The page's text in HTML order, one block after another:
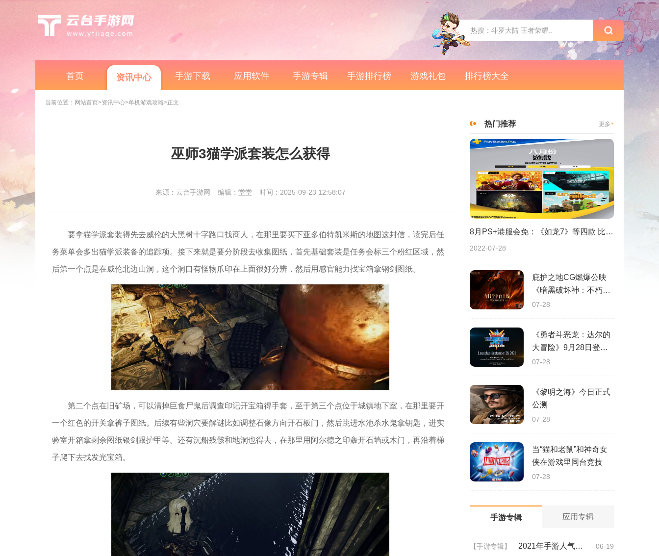
首页 资讯中心 手游下载 应用软件 手游专辑 手游排行榜 游戏礼包 排行榜大全
当前位置： 网站首页>资讯中心>单机游戏攻略>正文
巫师3猫学派套装怎么获得
来源：云台手游网 编辑：堂堂 时间：2025-09-23 12:58:07
要拿猫学派套装得先去威伦的大黑树十字路口找商人，在那里要买下亚多伯特凯米斯的地图这封信，读完后任
务菜单会多出猫学派装备的追踪项。接下来就是要分阶段去收集图纸，首先基础套装是任务会标三个粉红区域，然
后第一个点是在威伦北边山洞，这个洞口有怪物爪印在上面很好分辨，然后用感官能力找宝箱拿钢剑图纸。
第二个点在旧矿场，可以清掉巨食尸鬼后调查印记开宝箱得手套，至于第三个点位于城镇地下室，在那里要开
一个红色的开关拿裤子图纸。后续有些洞穴要解谜比如调整石像方向开石板门，然后跳进水池杀水鬼拿钥匙，进实
验室开箱拿剩余图纸银剑跟护甲等。还有沉船残骸和地洞也得去，在那里用阿尔德之印轰开石墙或木门，再沿着梯
子爬下去找发光宝箱。
热门推荐 更多+
8月PS+港服会免：《如龙7》等四款 比欧美服多一款
2022-07-28
庇护之地CG燃爆公映
《暗黑破坏神：不朽》
今日全平台上线
07-28
《勇者斗恶龙：达尔的
大冒险》9月28日登陆
苹果谷歌应用商店
07-28
《黎明之海》今日正式
公测
07-28
当“猫和老鼠”和神奇女
侠在游戏里同台竞技
07-28
手游专辑 应用专辑
【手游专辑】 2021年手游人气排行 06-19